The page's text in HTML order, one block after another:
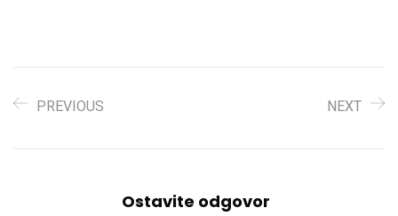
zasluženo nose epitet
PREVIOUS NEXT
Ostavite odgovor